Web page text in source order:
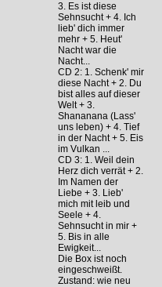
3. Es ist diese
Sehnsucht + 4. Ich
lieb' dich immer
mehr + 5. Heut'
Nacht war die
Nacht...
CD 2: 1. Schenk' mir
diese Nacht + 2. Du
bist alles auf dieser
Welt + 3.
Shananana (Lass'
uns leben) + 4. Tief
in der Nacht + 5. Eis
im Vulkan ...
CD 3: 1. Weil dein
Herz dich verrät + 2.
Im Namen der
Liebe + 3. Lieb'
mich mit leib und
Seele + 4.
Sehnsucht in mir +
5. Bis in alle
Ewigkeit...
Die Box ist noch
eingeschweißt.
Zustand: wie neu